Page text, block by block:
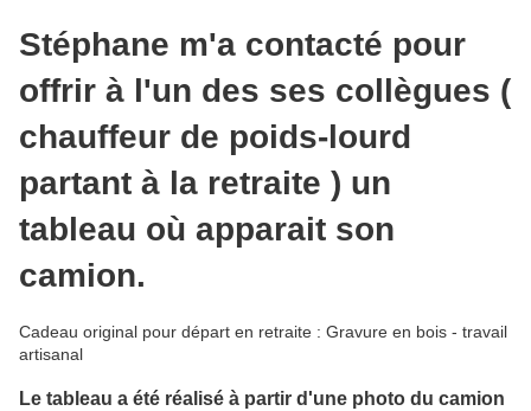
Stéphane m'a contacté pour
offrir à l'un des ses collègues (
chauffeur de poids-lourd
partant à la retraite ) un
tableau où apparait son
camion.
Cadeau original pour départ en retraite : Gravure en bois - travail
artisanal
Le tableau a été réalisé à partir d'une photo du camion